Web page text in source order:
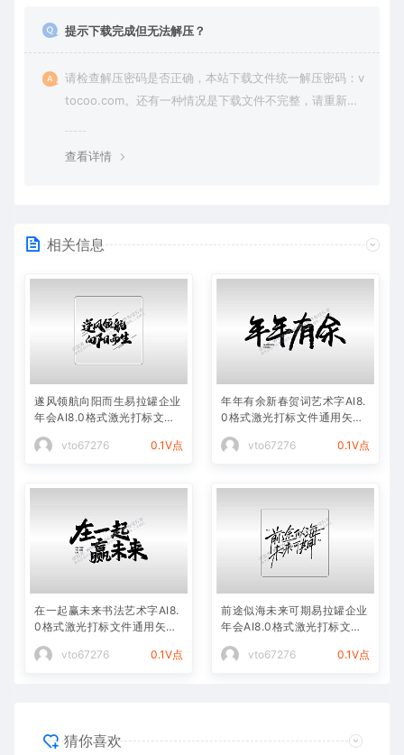
提示下载完成但无法解压？
请检查解压密码是否正确，本站下载文件统一解压密码：v
tocoo.com。还有一种情况是下载文件不完整，请重新下
查看详情
相关信息
遂风领航向阳而生易拉罐企业
年会AI8.0格式激光打标文件
vto67276
0.1V点
年年有余新春贺词艺术字AI8.
0格式激光打标文件通用矢量
vto67276
0.1V点
在一起赢未来书法艺术字AI8.
0格式激光打标文件通用矢量
vto67276
0.1V点
前途似海未来可期易拉罐企业
年会AI8.0格式激光打标文件
vto67276
0.1V点
猜你喜欢